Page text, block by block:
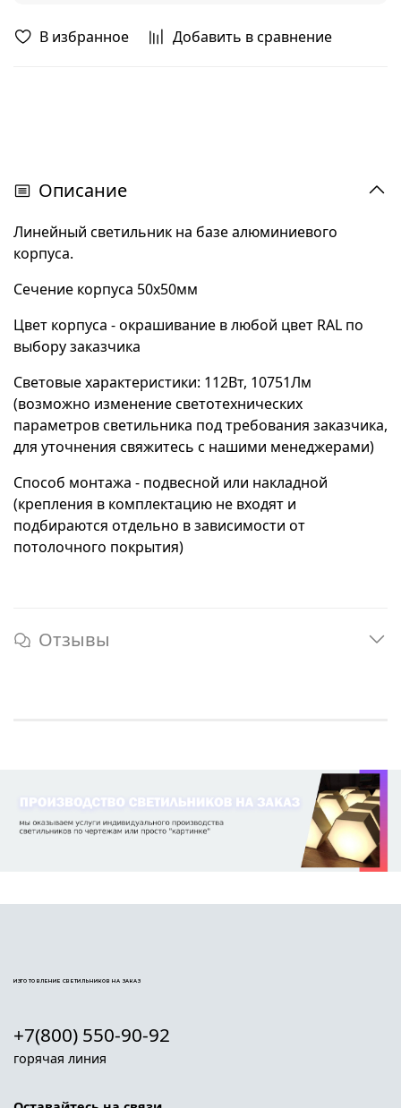
В избранное Добавить в сравнение
Описание
Линейный светильник на базе алюминиевого
корпуса.
Сечение корпуса 50х50мм
Цвет корпуса - окрашивание в любой цвет RAL по
выбору заказчика
Световые характеристики: 112Вт, 10751Лм
(возможно изменение светотехнических
параметров светильника под требования заказчика,
для уточнения свяжитесь с нашими менеджерами)
Способ монтажа - подвесной или накладной
(крепления в комплектацию не входят и
подбираются отдельно в зависимости от
потолочного покрытия)
Отзывы
ИЗГОТОВЛЕНИЕ СВЕТИЛЬНИКОВ НА ЗАКАЗ
+7(800) 550-90-92
горячая линия